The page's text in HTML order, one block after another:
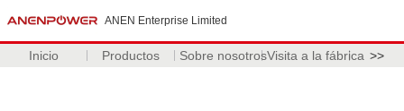
ANEN Enterprise Limited
Inicio Productos Sobre nosotrosVisita a la fábrica >>